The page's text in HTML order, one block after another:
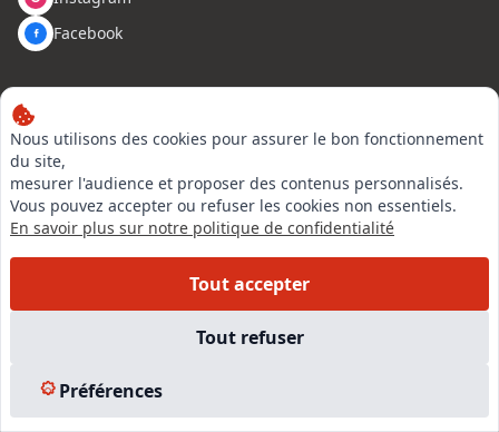
Nous utilisons des cookies pour assurer le bon fonctionnement
du site,
mesurer l'audience et proposer des contenus personnalisés.
Vous pouvez accepter ou refuser les cookies non essentiels.
En savoir plus sur notre politique de confidentialité
Tout accepter
Tout refuser
Préférences
Facebook
EN SAVOIR PLUS
Accueil
Formations
Nous rejoindre
Partenaires
Autres missions
Membre IVSC
Tarifs
Contact